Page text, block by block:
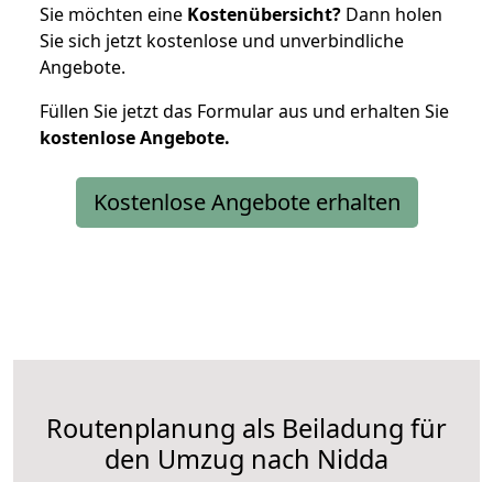
Sie möchten eine Kostenübersicht? Dann holen
Sie sich jetzt kostenlose und unverbindliche
Angebote.
Füllen Sie jetzt das Formular aus und erhalten Sie
kostenloseAngebote.
Kostenlose Angebote erhalten
Routenplanung als Beiladung für
den Umzug nach Nidda